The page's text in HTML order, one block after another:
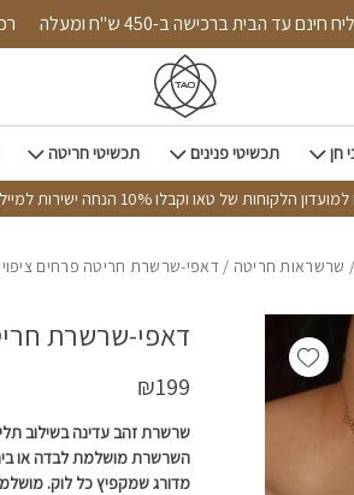
שליח חינם עד הבית ברכישה ב-450 ש"ח ומעלה
חן תכשיטי פנינים תכשיטי חריטה
הלקוחות של טאו וקבלו 10% הנחה ישירות למייל!
/ שרשראות חריטה / דאפי-שרשרת חריטה פרחים
דאפי-שרשרת
₪199
שרשרת זהב עדינה בשילוב
השרשרת מושלמת לבדה או
מדורג שמקפיץ כל לוק.
Add wishlist